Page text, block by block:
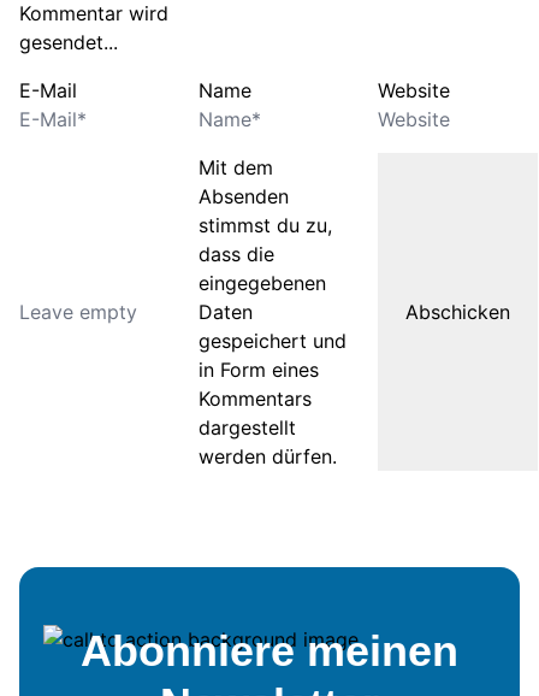
Kommentar wird
gesendet...
E-Mail Name Website
Mit dem
Absenden
stimmst du zu,
dass die
eingegebenen
Daten
gespeichert und
in Form eines
Kommentars
dargestellt
werden dürfen.
Abonniere meinen